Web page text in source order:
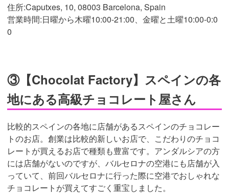
住所:Caputxes, 10, 08003 Barcelona, Spain
営業時間:日曜から木曜10:00-21:00、金曜と土曜10:00-0:0
0
③【Chocolat Factory】スペインの各
地にある高級チョコレート屋さん
比較的スペインの各地に店舗があるスペインのチョコレー
トのお店。創業は比較的新しいお店で、こだわりのチョコ
レートが買えるお店で種類も豊富です。アンダルシアの方
には店舗がないのですが、バルセロナの空港にも店舗が入
っていて、前回バルセロナに行った際に空港でおしゃれな
チョコレートが買えてすごく重宝しました。